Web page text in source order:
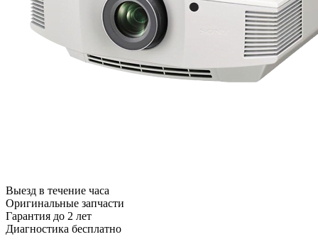
Выезд в течение часа
Оригинальные запчасти
Гарантия до 2 лет
Диагностика бесплатно